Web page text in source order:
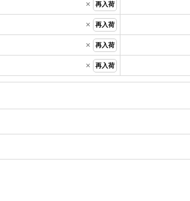
× 再入荷
× 再入荷
× 再入荷
× 再入荷